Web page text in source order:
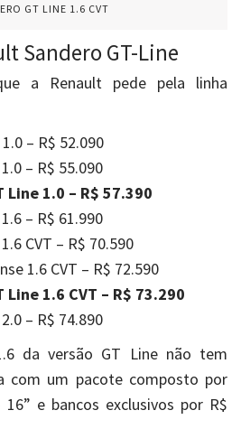
GT LINE 1.6 CVT
Sandero GT-Line
a Renault pede pela linha
– R$ 52.090
– R$ 55.090
1.0 – R$ 57.390
– R$ 61.990
CVT – R$ 70.590
1.6 CVT – R$ 72.590
1.6 CVT – R$ 73.290
– R$ 74.890
da versão GT Line não tem
com um pacote composto por
e bancos exclusivos por R$